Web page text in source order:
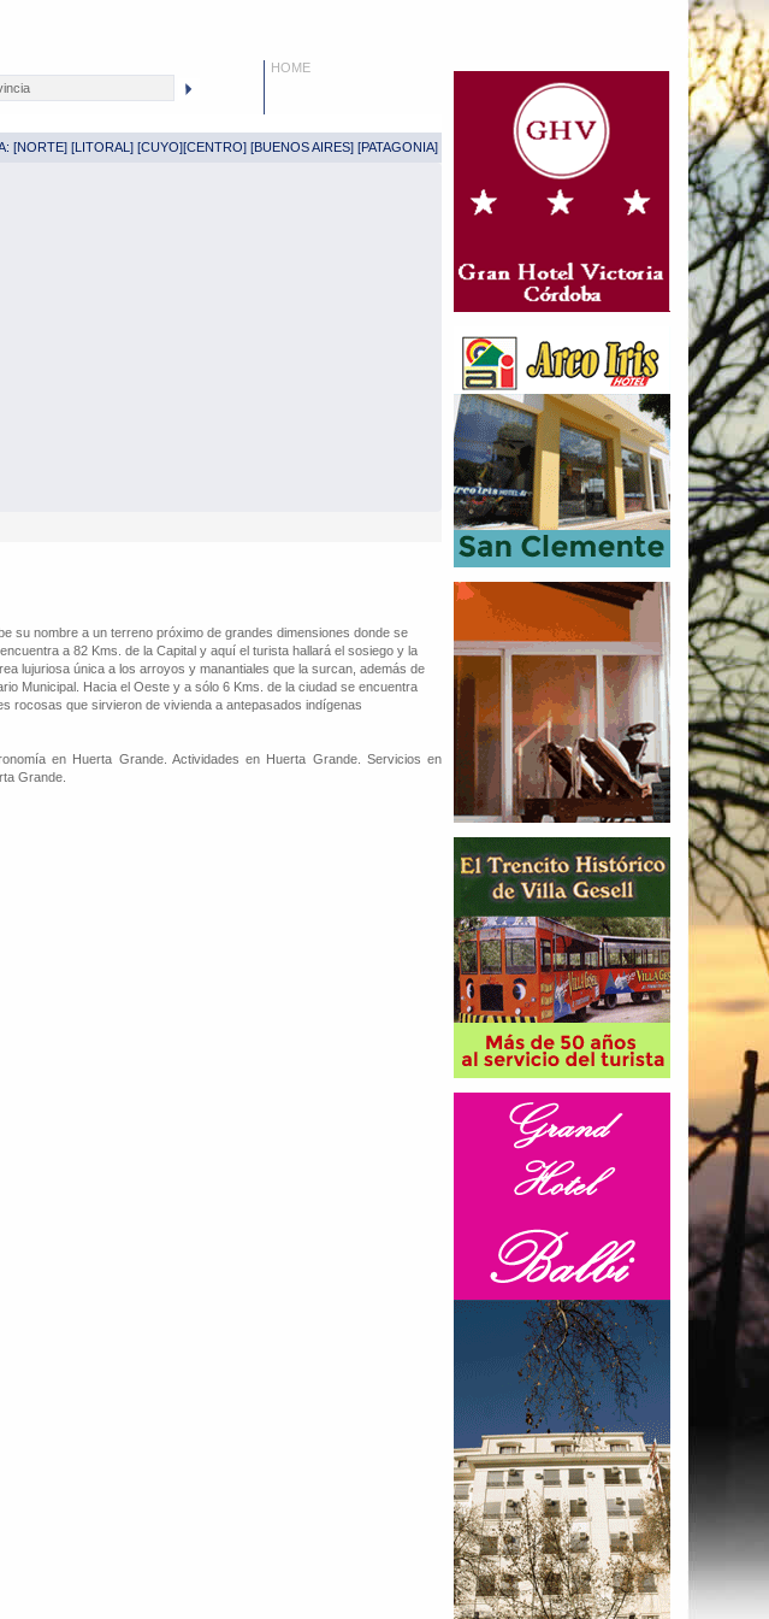
HOME
[NORTE] [LITORAL ] [CUYO][CENTRO] [BUENOS AIRES] [PATAGONIA]
su nombre a un terreno próximo de grandes dimensiones donde se
a 82 Kms. de la Capital y aquí el turista hallará el sosiego y la
lujuriosa única a los arroyos y manantiales que la surcan, además de
Municipal. Hacia el Oeste y a sólo 6 Kms. de la ciudad se encuentra
rocosas que sirvieron de vivienda a antepasados indígenas
en Huerta Grande. Actividades en Huerta Grande. Servicios en
Grande.